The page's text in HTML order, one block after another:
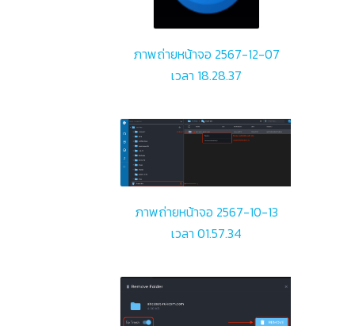
ภาพถ่ายหน้าจอ 2567-12-07
เวลา 18.28.37
ภาพถ่ายหน้าจอ 2567-10-13
เวลา 01.57.34